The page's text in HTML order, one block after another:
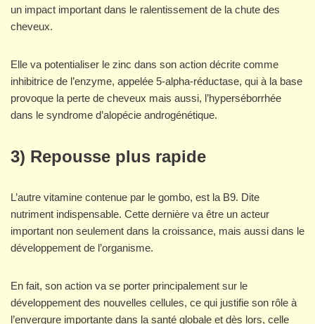
un impact important dans le ralentissement de la chute des
cheveux.
Elle va potentialiser le zinc dans son action décrite comme
inhibitrice de l’enzyme, appelée 5-alpha-réductase, qui à la base
provoque la perte de cheveux mais aussi, l’hyperséborrhée
dans le syndrome d’alopécie androgénétique.
3) Repousse plus rapide
L’autre vitamine contenue par le gombo, est la B9. Dite
nutriment indispensable. Cette dernière va être un acteur
important non seulement dans la croissance, mais aussi dans le
développement de l’organisme.
En fait, son action va se porter principalement sur le
développement des nouvelles cellules, ce qui justifie son rôle à
l’envergure importante dans la santé globale et dès lors, celle